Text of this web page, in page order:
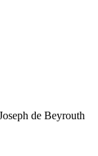
de Beyrouth